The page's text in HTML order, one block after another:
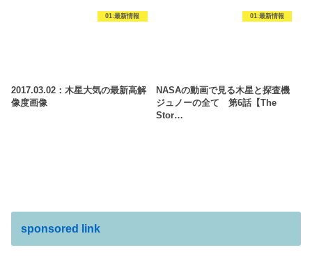
01:最新情報
2017.03.02：木星大気の最新高解
像度画像
01:最新情報
NASAの動画で見る木星と探査機
ジュノーの全て 第6話【The
Stor…
sponsored link